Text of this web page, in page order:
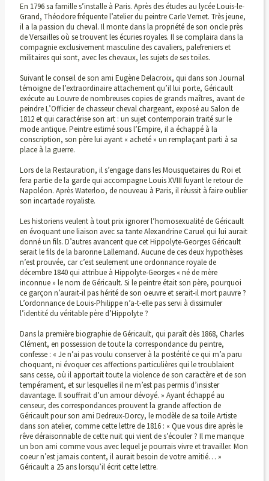
En 1796 sa famille s’installe à Paris. Après des études au lycée Louis-le-
Grand, Théodore fréquente l’atelier du peintre Carle Vernet. Très jeune,
il a la passion du cheval. Il monte dans la propriété de son oncle près
de Versailles où se trouvent les écuries royales. Il se complaira dans la
compagnie exclusivement masculine des cavaliers, palefreniers et
militaires qui sont, avec les chevaux, les sujets de ses toiles.
Suivant le conseil de son ami Eugène Delacroix, qui dans son Journal
témoigne de l’extraordinaire attachement qu’il lui porte, Géricault
exécute au Louvre de nombreuses copies de grands maîtres, avant de
peindre L’Officier de chasseur cheval chargeant, exposé au Salon de
1812 et qui caractérise son art : un sujet contemporain traité sur le
mode antique. Peintre estimé sous l’Empire, il a échappé à la
conscription, son père lui ayant « acheté » un remplaçant parti à sa
place à la guerre.
Lors de la Restauration, il s’engage dans les Mousquetaires du Roi et
fera partie de la garde qui accompagne Louis XVIII fuyant le retour de
Napoléon. Après Waterloo, de nouveau à Paris, il réussit à faire oublier
son incartade royaliste.
Les historiens veulent à tout prix ignorer l’homosexualité de Géricault
en évoquant une liaison avec sa tante Alexandrine Caruel qui lui aurait
donné un fils. D’autres avancent que cet Hippolyte-Georges Géricault
serait le fils de la baronne Lallemand. Aucune de ces deux hypothèses
n’est prouvée, car c’est seulement une ordonnance royale de
décembre 1840 qui attribue à Hippolyte-Georges « né de mère
inconnue » le nom de Géricault. Si le peintre était son père, pourquoi
ce garçon n’aurait-il pas hérité de son oeuvre et serait-il mort pauvre ?
L’ordonnance de Louis-Philippe n’a-t-elle pas servi à dissimuler
l’identité du véritable père d’Hippolyte ?
Dans la première biographie de Géricault, qui paraît dès 1868, Charles
Clément, en possession de toute la correspondance du peintre,
confesse : « Je n’ai pas voulu conserver à la postérité ce qui m’a paru
choquant, ni évoquer ces affections particulières qui le troublaient
sans cesse, où il apportait toute la violence de son caractère et de son
tempérament, et sur lesquelles il ne m’est pas permis d’insister
davantage. Il souffrait d’un amour dévoyé. » Ayant échappé au
censeur, des correspondances prouvent la grande affection de
Géricault pour son ami Dedreux-Dorcy, le modèle de sa toile Artiste
dans son atelier, comme cette lettre de 1816 : « Que vous dire après le
rêve déraisonnable de cette nuit qui vient de s’écouler ? Il me manque
un bon ami comme vous avec lequel je pourrais vivre et travailler. Mon
coeur n’est jamais content, il aurait besoin de votre amitié… »
Géricault a 25 ans lorsqu’il écrit cette lettre.